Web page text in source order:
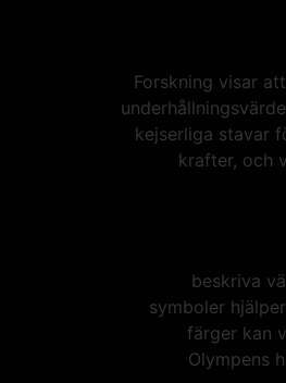
Forskning visar
kejserliga stavar
krafter, och
beskriva
symboler
färger kan
Olympens